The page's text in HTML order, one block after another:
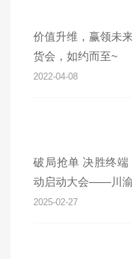
价值升维，赢领未
货会，如约而至~
2022-04-08
破局抢单 决胜终
动启动大会——川
2025-02-27